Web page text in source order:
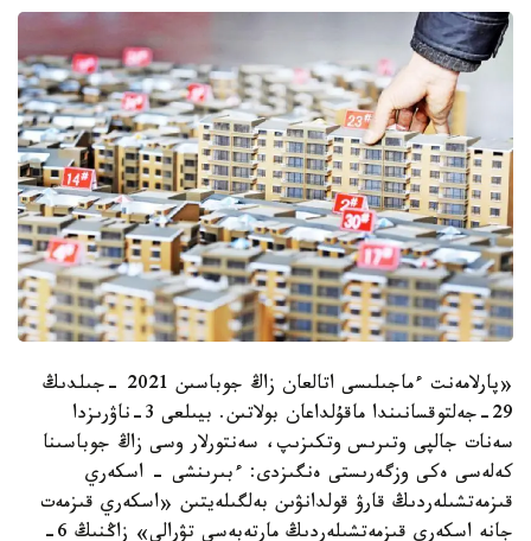
«پارلامەنت ءماجىلىسى اتالعان زاڭ جوباسىن 2021 -جىلدىڭ
29-جەلتوقسانىندا ماقۇلداعان بولاتىن. بيىلعى 3-ناۋرىزدا
سەنات جالپى وتىرىس وتكىزىپ، سەنتورلار وسى زاڭ جوباسىنا
كەلەسى ەكى وزگەرىستى ەنگىزدى: ءبىرىنشى - اسكەري
قىزمەتشىلەردىڭ قارۋ قولدانۋىن بەلگىلەيتىن «اسكەري قىزمەت
جانە اسكەري قىزمەتشىلەردىڭ مارتەبەسى تۋرالى» زاڭنىڭ 6-